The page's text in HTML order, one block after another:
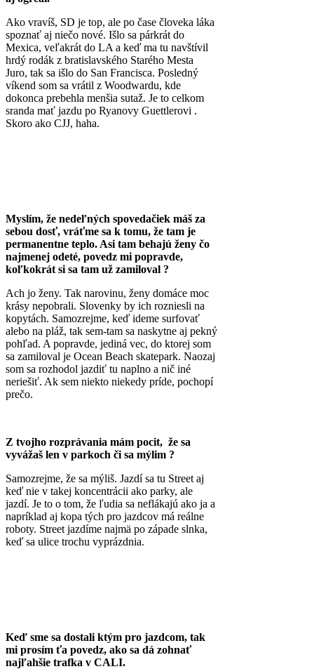
Ako vravíš, SD je top, ale po čase človeka láka
spoznať aj niečo nové. Išlo sa párkrát do
Mexica, veľakrát do LA a keď ma tu navštívil
hrdý rodák z bratislavského Starého Mesta
Juro, tak sa išlo do San Francisca. Posledný
víkend som sa vrátil z Woodwardu, kde
dokonca prebehla menšia sutaž. Je to celkom
sranda mať jazdu po Ryanovy Guettlerovi .
Skoro ako CJJ, haha.
Myslím, že nedeľných spovedačiek máš za
sebou dosť, vráťme sa k tomu, že tam je
permanentne teplo. Asi tam behajú ženy čo
najmenej odeté, povedz mi popravde,
koľkokrát si sa tam už zamiloval ?
Ach jo ženy. Tak narovinu, ženy domáce moc
krásy nepobrali. Slovenky by ich rozniesli na
kopytách. Samozrejme, keď ideme surfovať
alebo na pláž, tak sem-tam sa naskytne aj pekný
pohľad. A popravde, jediná vec, do ktorej som
sa zamiloval je Ocean Beach skatepark. Naozaj
som sa rozhodol jazdiť tu naplno a nič iné
neriešiť. Ak sem niekto niekedy príde, pochopí
prečo.
Z tvojho rozprávania mám pocit, že sa
vyvážaš len v parkoch či sa mýlim ?
Samozrejme, že sa mýliš. Jazdí sa tu Street aj
keď nie v takej koncentrácii ako parky, ale
jazdí. Je to o tom, že ľudia sa neflákajú ako ja a
napríklad aj kopa tých pro jazdcov má reálne
roboty. Street jazdíme najmä po západe slnka,
keď sa ulice trochu vyprázdnia.
Keď sme sa dostali ktým pro jazdcom, tak
mi prosím ťa povedz, ako sa dá zohnať
najľahšie trafka v CALI.